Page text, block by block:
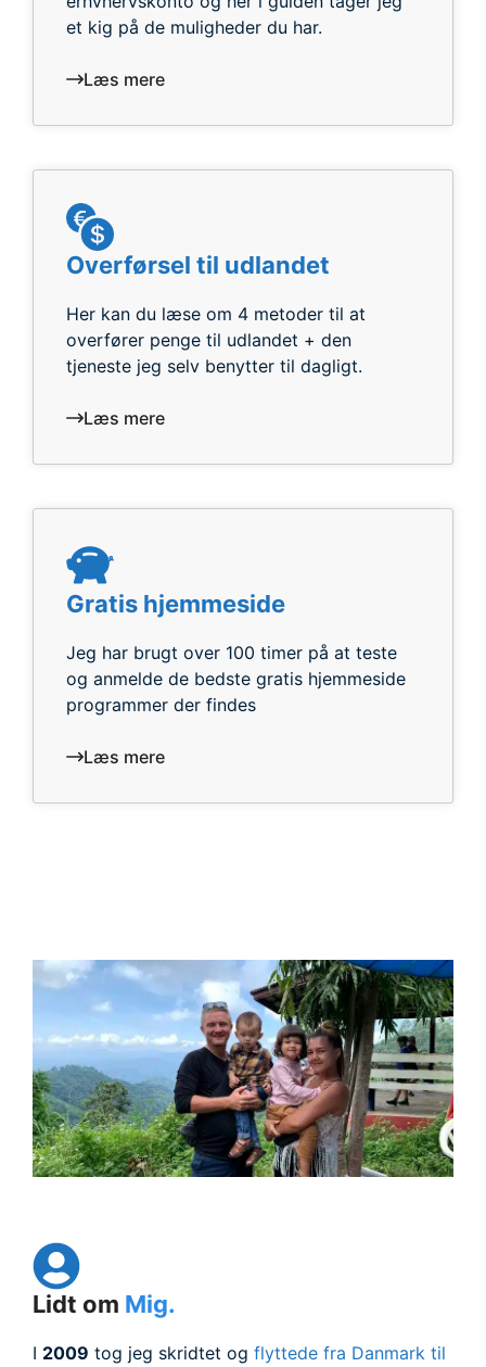
et kig på de muligheder du har.
Læs mere
Overførsel til udlandet
Her kan du læse om 4 metoder til at
overfører penge til udlandet + den
tjeneste jeg selv benytter til dagligt.
Læs mere
Gratis hjemmeside
Jeg har brugt over 100 timer på at teste
og anmelde de bedste gratis hjemmeside
programmer der findes
Læs mere
Lidt om Mig.
I 2009 tog jeg skridtet og flyttede fra Danmark til